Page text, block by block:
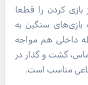
کردن را قطعا
سنگین به
داخلی هم مواجه
گشت و گذار در
مناسب است.